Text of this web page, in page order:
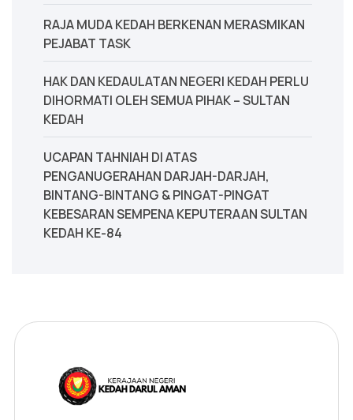
‎RAJA MUDA KEDAH BERKENAN MERASMIKAN
PEJABAT TASK
‎HAK DAN KEDAULATAN NEGERI KEDAH PERLU
DIHORMATI OLEH SEMUA PIHAK – SULTAN
KEDAH
UCAPAN TAHNIAH DI ATAS
PENGANUGERAHAN DARJAH-DARJAH,
BINTANG-BINTANG & PINGAT-PINGAT
KEBESARAN SEMPENA KEPUTERAAN SULTAN
KEDAH KE-84